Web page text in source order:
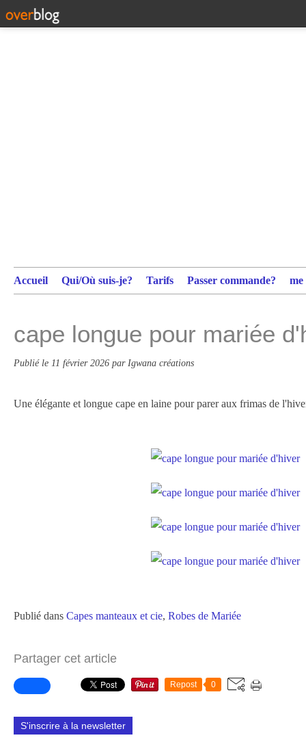
Accueil Qui/Où suis-je? Tarifs Passer commande?
cape longue pour mariée
Publié le 11 février 2026 par Igwana créations
Une élégante et longue cape en laine pour parer aux frimas de
Publié dans Capes manteaux et cie, Robes de Mariée
Partager cet article
Repost 0
S'inscrire à la newsletter